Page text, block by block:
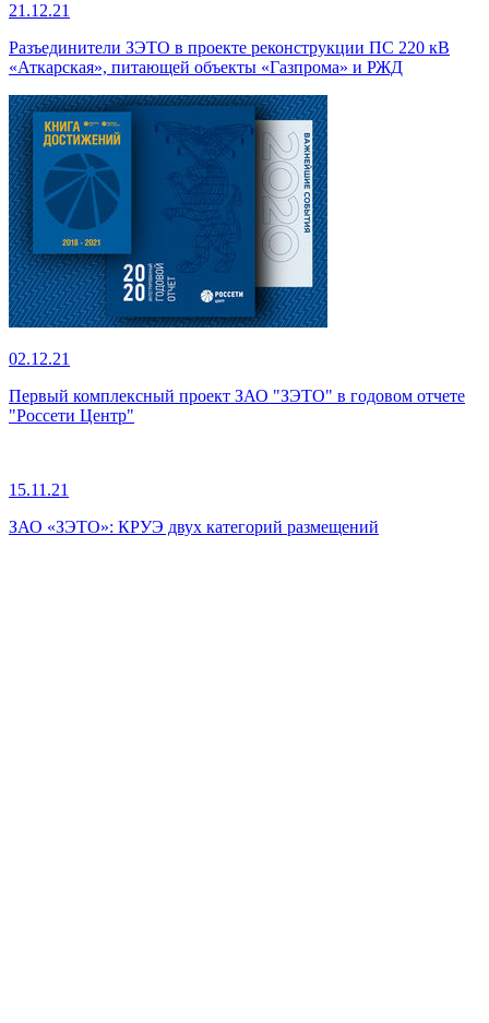
21.12.21
Разъединители ЗЭТО в проекте реконструкции ПС 220 кВ
«Аткарская», питающей объекты «Газпрома» и РЖД
02.12.21
Первый комплексный проект ЗАО "ЗЭТО" в годовом отчете
"Россети Центр"
15.11.21
ЗАО «ЗЭТО»: КРУЭ двух категорий размещений